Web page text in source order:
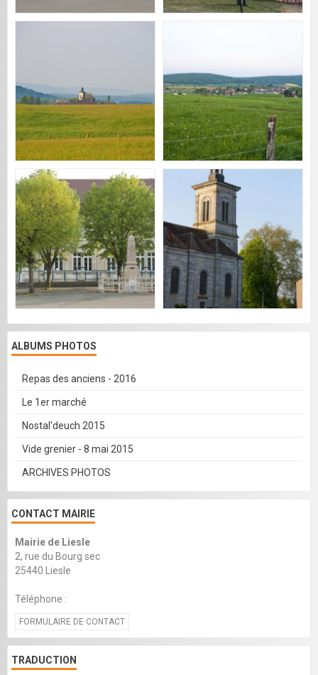
ALBUMS PHOTOS
Repas des anciens - 2016
Le 1er marché
Nostal'deuch 2015
Vide grenier - 8 mai 2015
ARCHIVES PHOTOS
CONTACT MAIRIE
Mairie de Liesle
2, rue du Bourg sec
25440 Liesle
Téléphone :
FORMULAIRE DE CONTACT
TRADUCTION